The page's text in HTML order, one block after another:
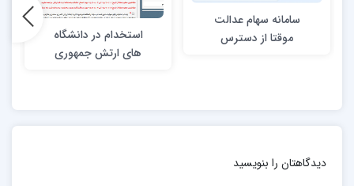
سامانه سهام عدالت
موقتا از دسترس
استخدام در دانشگاه
های ارتش جمهوری
دیدگاهتان را بنویسید